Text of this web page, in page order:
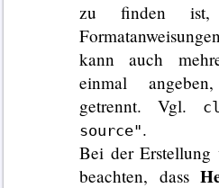
zu finden
kann auch
einmal
getrennt. Vgl.
source".
Bei der Erstellung
beachten, dass